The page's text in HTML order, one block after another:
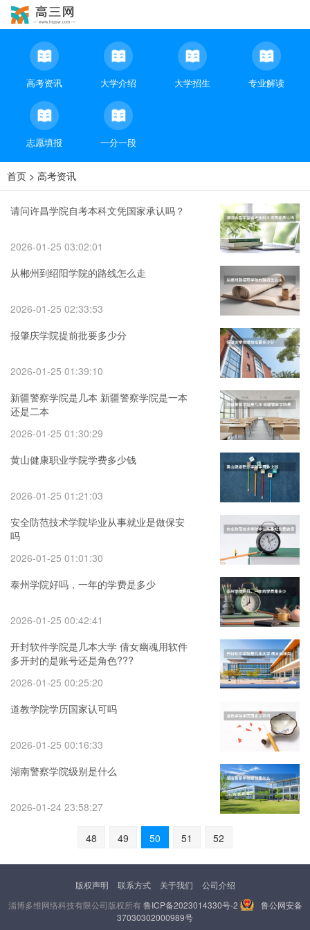
高考资讯 大学介绍 大学招生 专业解读
志愿填报 一分一段
首页 > 高考资讯
请问许昌学院自考本科文凭国家承认吗？
2026-01-25 03:02:01
从郴州到绍阳学院的路线怎么走
2026-01-25 02:33:53
报肇庆学院提前批要多少分
2026-01-25 01:39:10
新疆警察学院是几本 新疆警察学院是一本
还是二本
2026-01-25 01:30:29
黄山健康职业学院学费多少钱
2026-01-25 01:21:03
安全防范技术学院毕业从事就业是做保安
吗
2026-01-25 01:01:30
泰州学院好吗，一年的学费是多少
2026-01-25 00:42:41
开封软件学院是几本大学 倩女幽魂用软件
多开封的是账号还是角色???
2026-01-25 00:25:20
道教学院学历国家认可吗
2026-01-25 00:16:33
湖南警察学院级别是什么
2026-01-24 23:58:27
48 49 50 51 52
版权声明 联系方式 关于我们
公司介绍
淄博多维网络科技有限公司版权所有鲁ICP备2023014330号-2
鲁公网安备
37030302000989号